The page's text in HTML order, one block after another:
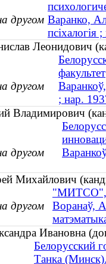
другом Варанко,
псіхалогія
Леонидович
факультет
другом
; нар.
Владимирович
другом
Михайлович
"МИТСО",
другом
Воранаў,
Ивановна
Белорусский
Танка